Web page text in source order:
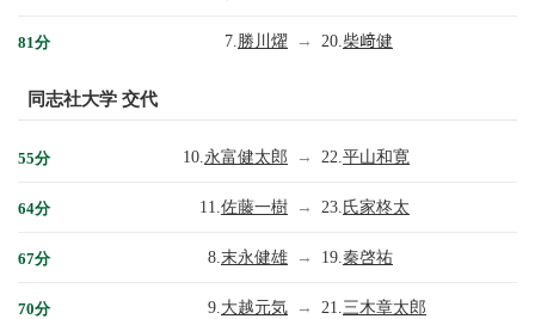
81分 7. 勝川燿 → 20. 柴﨑健
同志社大学 交代
55分 10. 永富健太郎 → 22. 平山和寛
64分 11. 佐藤一樹 → 23. 氏家柊太
67分 8. 末永健雄 → 19. 秦啓祐
70分 9. 大越元気 → 21. 三木章太郎